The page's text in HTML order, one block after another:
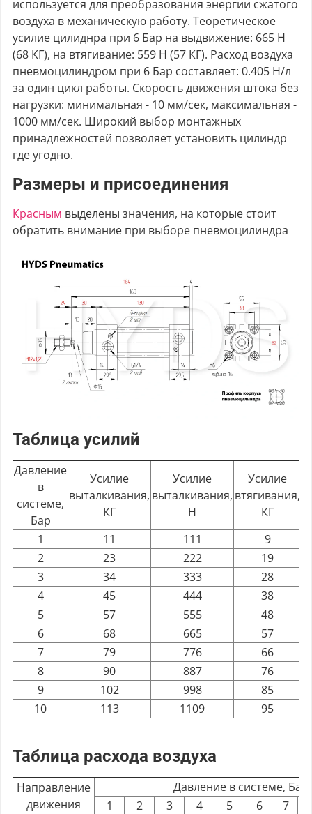
используется для преобразования энергии сжатого
воздуха в механическую работу. Теоретическое
усилие цилиднра при 6 Бар на выдвижение: 665 Н
(68 КГ), на втягивание: 559 Н (57 КГ). Расход воздуха
пневмоцилиндром при 6 Бар составляет: 0.405 Н/л
за один цикл работы. Скорость движения штока без
нагрузки: минимальная - 10 мм/сек, максимальная -
1000 мм/сек. Широкий выбор монтажных
принадлежностей позволяет установить цилиндр
где угодно.
Размеры и присоединения
Красным выделены значения, на которые стоит
обратить внимание при выборе пневмоцилиндра
Таблица усилий
Давление
в
системе,
Бар
Усилие
выталкивания,
КГ
Усилие
выталкивания,
Н
Усилие
втягивания,
КГ
1 11 111
9
2
23 222
19
3
34 333
28
4
45 444
38
5
57 555
48
6
68 665
57
7
79 776
66
8
90 887
76
9
102 998
85
10
113 1109 95
Таблица расхода воздуха
Направление
движения
Давление в системе, Бар
1
2 3 4 5 6 7